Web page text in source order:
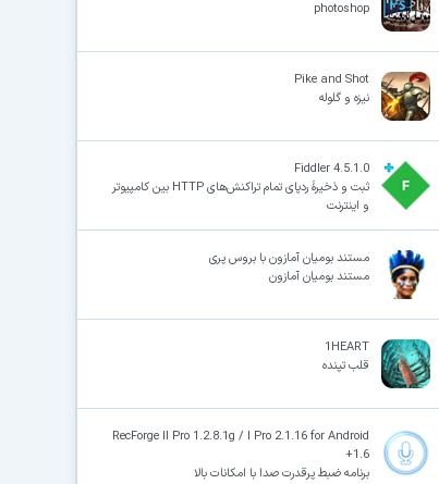
photoshop
Pike and Shot
نیزه و گلوله
Fiddler 4.5.1.0
ثبت و ذخیرهٔ ردپای تمام تراکنش‌های HTTP بین کامپیوتر
و اینترنت
مستند بومیان آمازون با بروس پری
مستند بومیان آمازون
1HEART
قلب تپنده
RecForge II Pro 1.2.8.1g / I Pro 2.1.16 for Android
+1.6
برنامه ضبط پرقدرت صدا با امکانات بالا